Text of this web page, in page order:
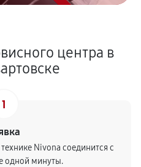
центра в
1
Nivona соединится с
одной минуты.